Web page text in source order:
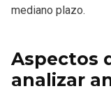
mediano plazo.
Aspectos
analizar